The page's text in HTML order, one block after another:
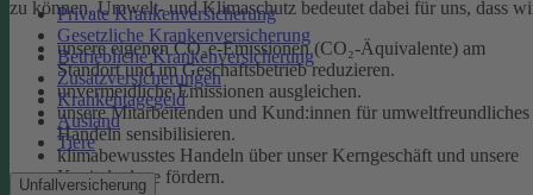
Private Krankenversicherung
Gesetzliche Krankenversicherung
Betriebliche Krankenversicherung
Zusatzversicherungen
Krankentagegeld
Ausland
Tiere
Unfallversicherung
zu können.Umwelt- und Klimaschutz bedeutet dabei für uns, dass
unsere eigenen CO₂e-Emissionen (CO₂-Äquivalente) am
Standort und im Geschäftsbetrieb reduzieren.
unvermeidliche Emissionen ausgleichen.
unsere Mitarbeitenden und Kund:innen für umweltfreundliches
Handeln sensibilisieren.
klimabewusstes Handeln über unser Kerngeschäft und unsere
Kapitalanlage fördern.